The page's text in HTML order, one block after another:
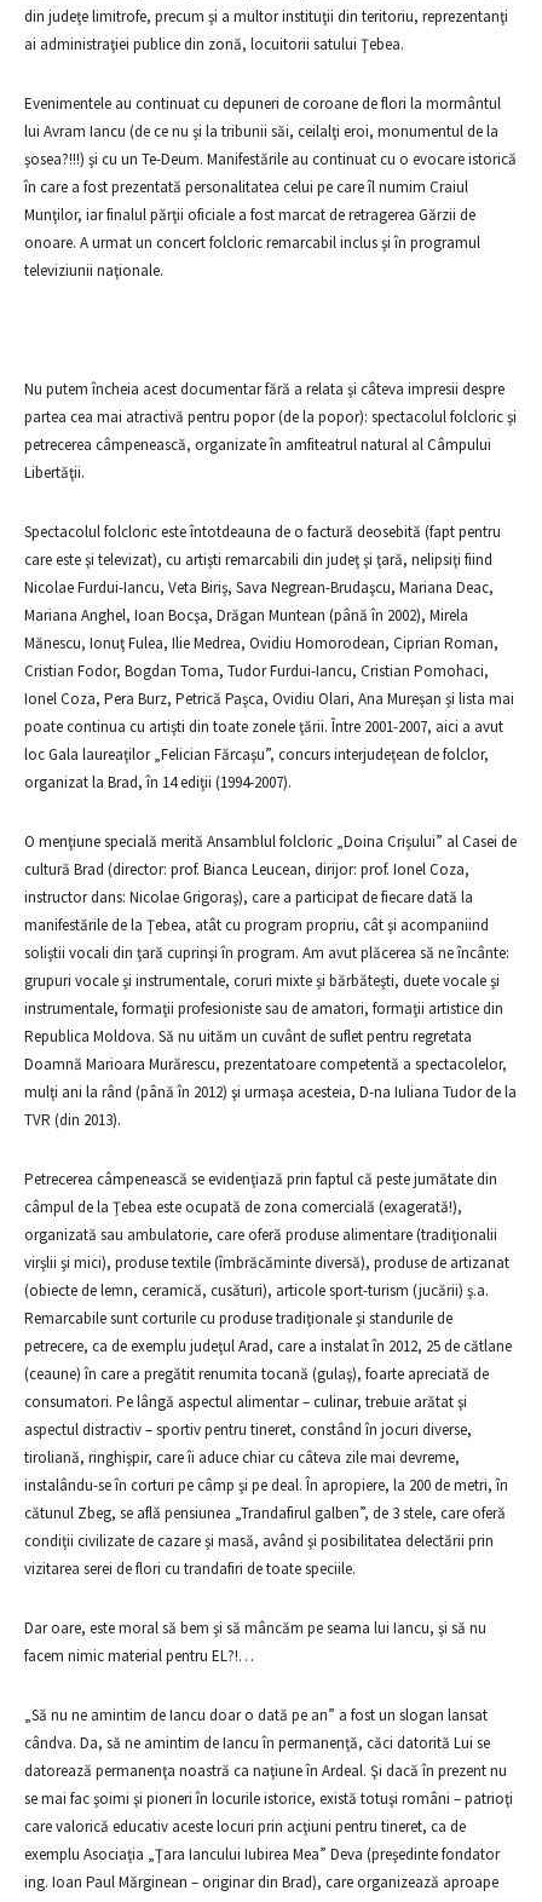
din judeţe limitrofe, precum şi a multor instituţii din teritoriu, reprezentanţi
ai administraţiei publice din zonă, locuitorii satului Ţebea.
Evenimentele au continuat cu depuneri de coroane de flori la mormântul
lui Avram Iancu (de ce nu şi la tribunii săi, ceilalţi eroi, monumentul de la
şosea?!!!) şi cu un Te-Deum. Manifestările au continuat cu o evocare istorică
în care a fost prezentată personalitatea celui pe care îl numim Craiul
Munţilor, iar finalul părţii oficiale a fost marcat de retragerea Gărzii de
onoare. A urmat un concert folcloric remarcabil inclus şi în programul
televiziunii naţionale.
Nu putem încheia acest documentar fără a relata şi câteva impresii despre
partea cea mai atractivă pentru popor (de la popor): spectacolul folcloric şi
petrecerea câmpenească, organizate în amfiteatrul natural al Câmpului
Libertăţii.
Spectacolul folcloric este întotdeauna de o factură deosebită (fapt pentru
care este şi televizat), cu artişti remarcabili din judeţ şi ţară, nelipsiţi fiind
Nicolae Furdui-Iancu, Veta Biriş, Sava Negrean-Brudaşcu, Mariana Deac,
Mariana Anghel, Ioan Bocşa, Drăgan Muntean (până în 2002), Mirela
Mănescu, Ionuţ Fulea, Ilie Medrea, Ovidiu Homorodean, Ciprian Roman,
Cristian Fodor, Bogdan Toma, Tudor Furdui-Iancu, Cristian Pomohaci,
Ionel Coza, Pera Burz, Petrică Paşca, Ovidiu Olari, Ana Mureşan şi lista mai
poate continua cu artişti din toate zonele ţării. Între 2001-2007, aici a avut
loc Gala laureaţilor „Felician Fărcaşu”, concurs interjudeţean de folclor,
organizat la Brad, în 14 ediţii (1994-2007).
O menţiune specială merită Ansamblul folcloric „Doina Crişului” al Casei de
cultură Brad (director: prof. Bianca Leucean, dirijor: prof. Ionel Coza,
instructor dans: Nicolae Grigoraş), care a participat de fiecare dată la
manifestările de la Ţebea, atât cu program propriu, cât şi acompaniind
soliştii vocali din ţară cuprinşi în program. Am avut plăcerea să ne încânte:
grupuri vocale şi instrumentale, coruri mixte şi bărbăteşti, duete vocale şi
instrumentale, formaţii profesioniste sau de amatori, formaţii artistice din
Republica Moldova. Să nu uităm un cuvânt de suflet pentru regretata
Doamnă Marioara Murărescu, prezentatoare competentă a spectacolelor,
mulţi ani la rând (până în 2012) şi urmaşa acesteia, D-na Iuliana Tudor de la
TVR (din 2013).
Petrecerea câmpenească se evidenţiază prin faptul că peste jumătate din
câmpul de la Ţebea este ocupată de zona comercială (exagerată!),
organizată sau ambulatorie, care oferă produse alimentare (tradiţionalii
virşlii şi mici), produse textile (îmbrăcăminte diversă), produse de artizanat
(obiecte de lemn, ceramică, cusături), articole sport-turism (jucării) ş.a.
Remarcabile sunt corturile cu produse tradiţionale şi standurile de
petrecere, ca de exemplu judeţul Arad, care a instalat în 2012, 25 de cătlane
(ceaune) în care a pregătit renumita tocană (gulaş), foarte apreciată de
consumatori. Pe lângă aspectul alimentar – culinar, trebuie arătat şi
aspectul distractiv – sportiv pentru tineret, constând în jocuri diverse,
tiroliană, ringhişpir, care îi aduce chiar cu câteva zile mai devreme,
instalându-se în corturi pe câmp şi pe deal. În apropiere, la 200 de metri, în
cătunul Zbeg, se află pensiunea „Trandafirul galben”, de 3 stele, care oferă
condiţii civilizate de cazare şi masă, având şi posibilitatea delectării prin
vizitarea serei de flori cu trandafiri de toate speciile.
Dar oare, este moral să bem şi să mâncăm pe seama lui Iancu, şi să nu
facem nimic material pentru EL?!…
„Să nu ne amintim de Iancu doar o dată pe an” a fost un slogan lansat
cândva. Da, să ne amintim de Iancu în permanenţă, căci datorită Lui se
datorează permanenţa noastră ca naţiune în Ardeal. Şi dacă în prezent nu
se mai fac şoimi şi pioneri în locurile istorice, există totuşi români – patrioţi
care valorică educativ aceste locuri prin acţiuni pentru tineret, ca de
exemplu Asociaţia „Ţara Iancului Iubirea Mea” Deva (preşedinte fondator
ing. Ioan Paul Mărginean – originar din Brad), care organizează aproape